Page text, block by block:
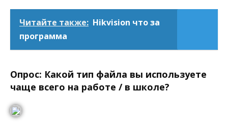
Читайте также: Hikvision что за
программа
Опрос: Какой тип файла вы используете
чаще всего на работе / в школе?